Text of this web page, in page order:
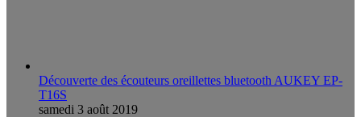
Découverte des écouteurs oreillettes bluetooth AUKEY EP-
T16S
samedi 3 août 2019